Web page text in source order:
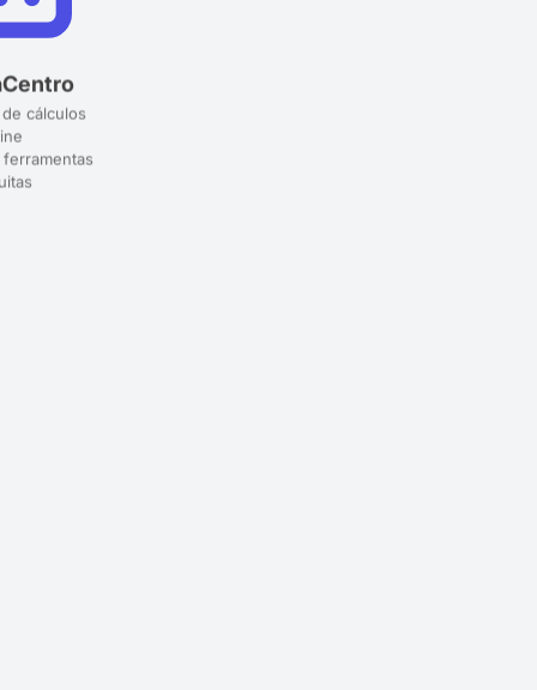
cálculos